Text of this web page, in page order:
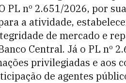
PL nº 2.651/2026, por
a atividade,
de mercado e
Central. Já o PL nº
privilegiadas e aos
de agentes